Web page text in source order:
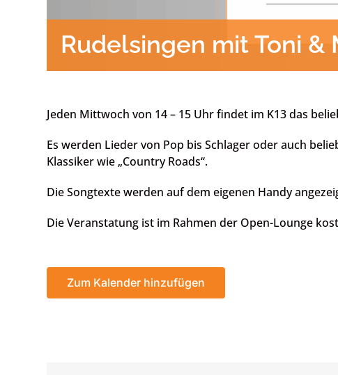
Rudelsingen mit Toni &
Jeden Mittwoch von 14 – 15 Uhr findet im K13 das
Es werden Lieder von Pop bis Schlager oder auch
Klassiker wie „Country Roads“.
Die Songtexte werden auf dem eigenen Handy
Die Veranstatung ist im Rahmen der Open-Lounge
Zum Kalender hinzufügen